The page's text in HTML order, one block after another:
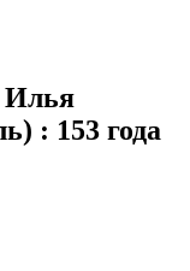
Илья
: 153 года